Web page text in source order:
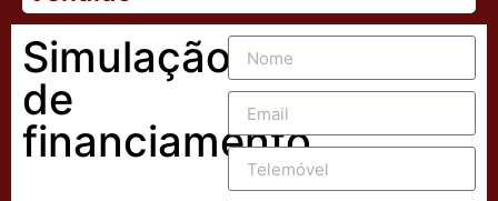
Simulação
de
financiamento